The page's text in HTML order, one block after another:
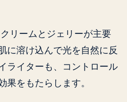
クリームとジェリーが主要
に溶け込んで光を自然に反
ライターも、コントロール
果をもたらします。